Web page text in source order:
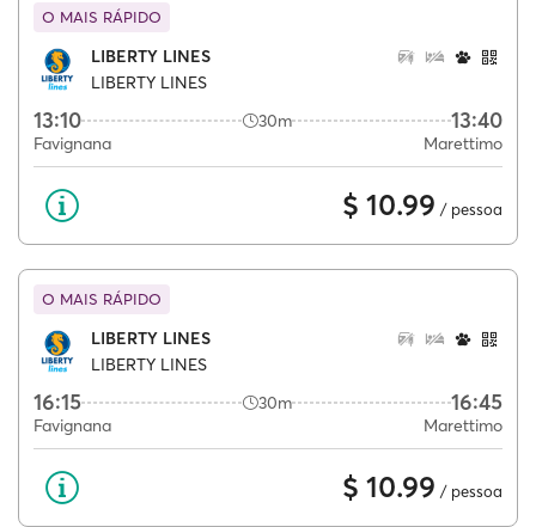
O MAIS RÁPIDO
LIBERTY LINES
LIBERTY LINES
13:10 30m 13:40
Favignana Marettimo
$ 10.99 / pessoa
O MAIS RÁPIDO
LIBERTY LINES
LIBERTY LINES
16:15 30m 16:45
Favignana Marettimo
$ 10.99 / pessoa